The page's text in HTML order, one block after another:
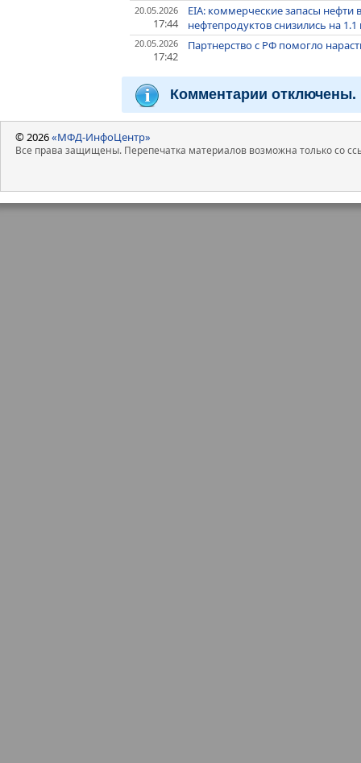
20.05.2026
17:44
EIA: коммерческие запасы нефти
нефтепродуктов снизились на
20.05.2026
17:42
Партнерство с РФ помогло
Комментарии отключены.
© 2026«МФД-ИнфоЦентр»
Все права защищены. Перепечатка материалов возможна только со